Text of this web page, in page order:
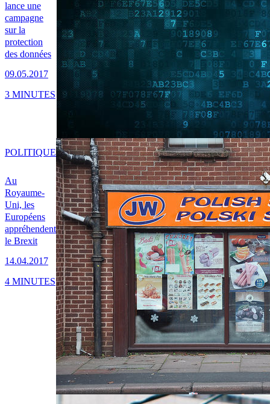
lance une
campagne
sur la
protection
des données
09.05.2017
3 MINUTES
Au
Royaume-
Uni, les
Européens
appréhendent
le Brexit
14.04.2017
POLITIQUE
4 MINUTES